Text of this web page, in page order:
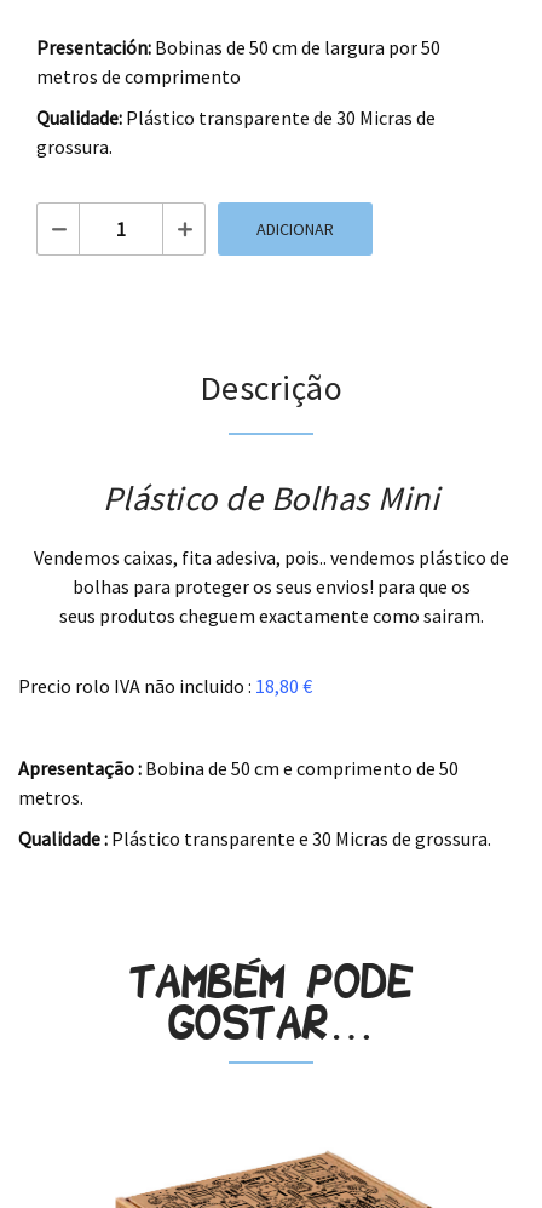
Presentación: Bobinas de 50 cm de largura por 50
metros de comprimento
Qualidade: Plástico transparente de 30 Micras de
grossura.
Quantidade de Plástico de Bolhas Mini
ADICIONAR
Descrição
Plástico de Bolhas Mini
Vendemos caixas, fita adesiva, pois.. vendemos plástico de
bolhas para proteger os seus envios! para que os
seus produtos cheguem exactamente como sairam.
Precio rolo IVA não incluido : 18,80 €
Apresentação : Bobina de 50 cm e comprimento de 50
metros.
Qualidade : Plástico transparente e 30 Micras de grossura.
Também pode
gostar…